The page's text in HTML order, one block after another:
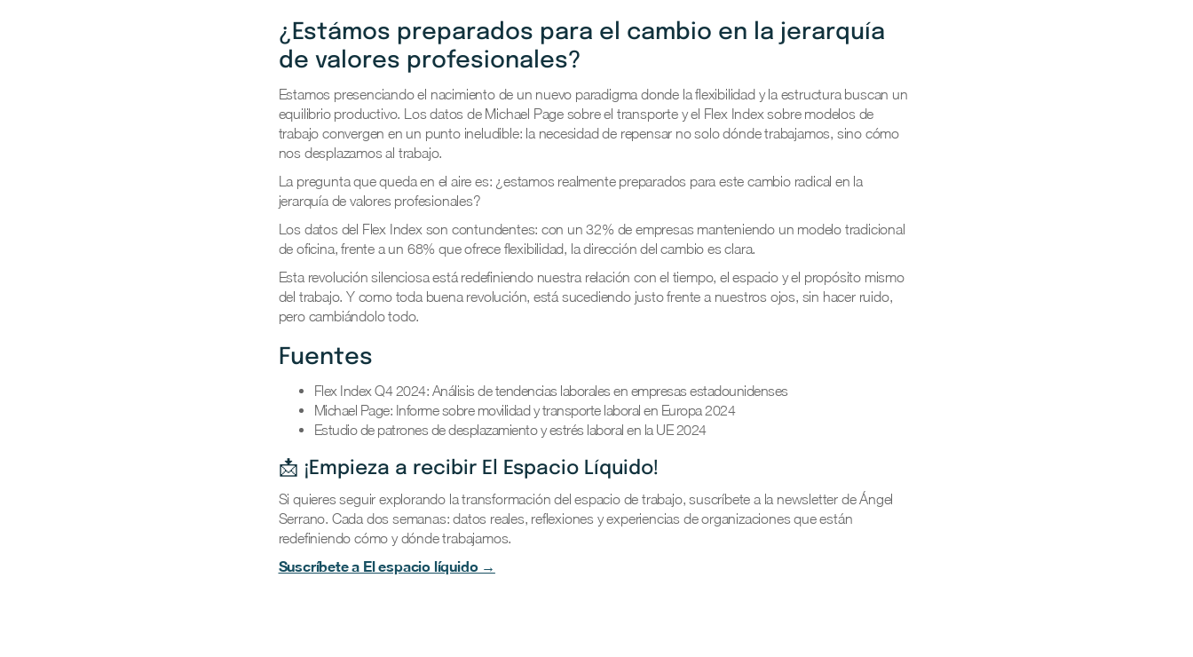
¿Estámos preparados para el cambio en la jerarquía
de valores profesionales?
Estamos presenciando el nacimiento de un nuevo paradigma donde la flexibilidad y la estructura buscan un
equilibrio productivo. Los datos de Michael Page sobre el transporte y el Flex Index sobre modelos de
trabajo convergen en un punto ineludible: la necesidad de repensar no solo dónde trabajamos, sino cómo
nos desplazamos al trabajo.
La pregunta que queda en el aire es: ¿estamos realmente preparados para este cambio radical en la
jerarquía de valores profesionales?
Los datos del Flex Index son contundentes: con un 32% de empresas manteniendo un modelo tradicional
de oficina, frente a un 68% que ofrece flexibilidad, la dirección del cambio es clara.
Esta revolución silenciosa está redefiniendo nuestra relación con el tiempo, el espacio y el propósito mismo
del trabajo. Y como toda buena revolución, está sucediendo justo frente a nuestros ojos, sin hacer ruido,
pero cambiándolo todo.
Fuentes
Flex Index Q4 2024: Análisis de tendencias laborales en empresas estadounidenses
Michael Page: Informe sobre movilidad y transporte laboral en Europa 2024
Estudio de patrones de desplazamiento y estrés laboral en la UE 2024
📩 ¡Empieza a recibir El Espacio Líquido!
Si quieres seguir explorando la transformación del espacio de trabajo, suscríbete a la newsletter de Ángel
Serrano. Cada dos semanas: datos reales, reflexiones y experiencias de organizaciones que están
redefiniendo cómo y dónde trabajamos.
Suscríbete a El espacio líquido →